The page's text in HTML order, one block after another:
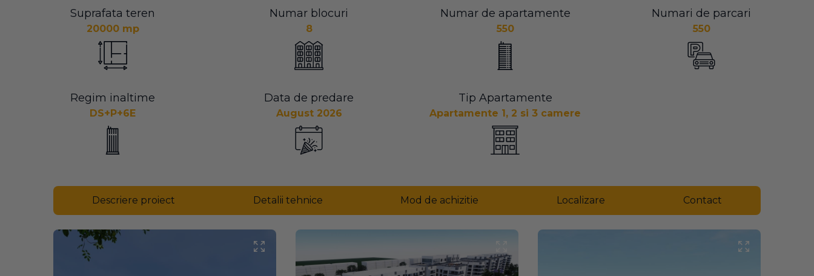
Suprafata teren
20000 mp
Numar blocuri
8
Numar de apartamente
550
Numari de parcari
550
Regim inaltime
DS+P+6E
Data de predare
August 2026
Tip Apartamente
Apartamente 1, 2 si 3 camere
Descriere proiect Detalii tehnice Mod de achizitie Localizare Contact